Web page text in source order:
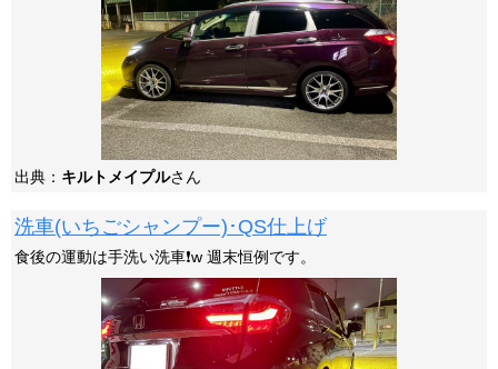
出典： キルトメイプルさん
洗車(いちごシャンプー)･QS仕上げ
食後の運動は手洗い洗車❗️w 週末恒例です。